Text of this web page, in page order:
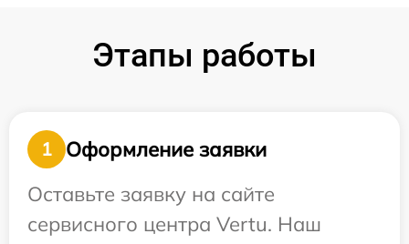
Этапы работы
1
Оформление заявки
Оставьте заявку на сайте
сервисного центра Vertu. Наш